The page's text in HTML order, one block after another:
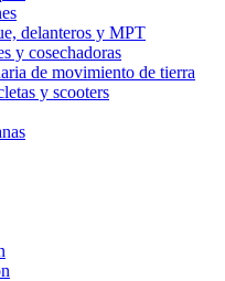
delanteros y MPT
y cosechadoras
de movimiento de tierra
y scooters